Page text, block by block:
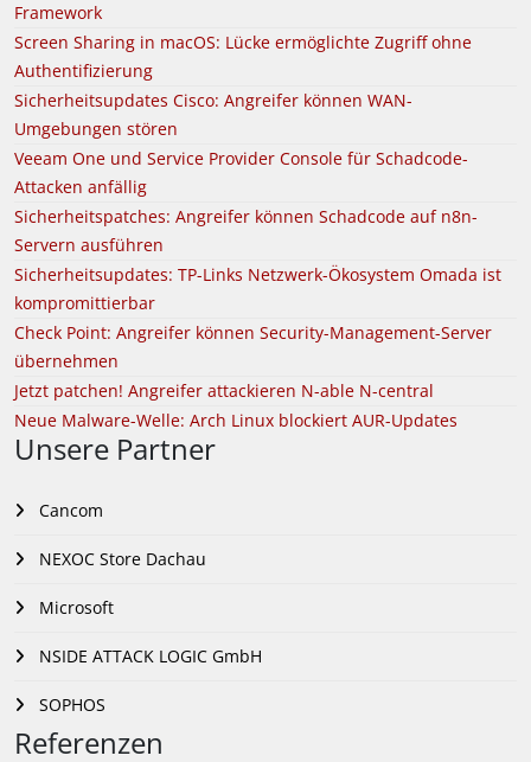
Framework
Screen Sharing in macOS: Lücke ermöglichte Zugriff ohne
Authentifizierung
Sicherheitsupdates Cisco: Angreifer können WAN-
Umgebungen stören
Veeam One und Service Provider Console für Schadcode-
Attacken anfällig
Sicherheitspatches: Angreifer können Schadcode auf n8n-
Servern ausführen
Sicherheitsupdates: TP-Links Netzwerk-Ökosystem Omada ist
kompromittierbar
Check Point: Angreifer können Security-Management-Server
übernehmen
Jetzt patchen! Angreifer attackieren N-able N-central
Neue Malware-Welle: Arch Linux blockiert AUR-Updates
Unsere Partner
Cancom
NEXOC Store Dachau
Microsoft
NSIDE ATTACK LOGIC GmbH
SOPHOS
Referenzen